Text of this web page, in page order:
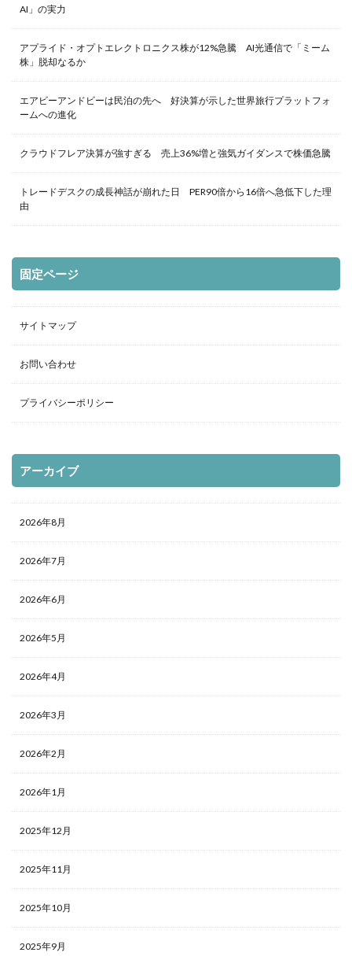
AI」の実力
アプライド・オプトエレクトロニクス株が12%急騰 AI光通信で「ミーム
株」脱却なるか
エアビーアンドビーは民泊の先へ 好決算が示した世界旅行プラットフォ
ームへの進化
クラウドフレア決算が強すぎる 売上36%増と強気ガイダンスで株価急騰
トレードデスクの成長神話が崩れた日 PER90倍から16倍へ急低下した理
由
固定ページ
サイトマップ
お問い合わせ
プライバシーポリシー
アーカイブ
2026年8月
2026年7月
2026年6月
2026年5月
2026年4月
2026年3月
2026年2月
2026年1月
2025年12月
2025年11月
2025年10月
2025年9月